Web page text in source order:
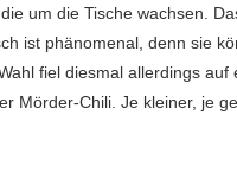
um die Tische wachsen.
ist phänomenal, denn sie
fiel diesmal allerdings auf
Mörder-Chili. Je kleiner, je